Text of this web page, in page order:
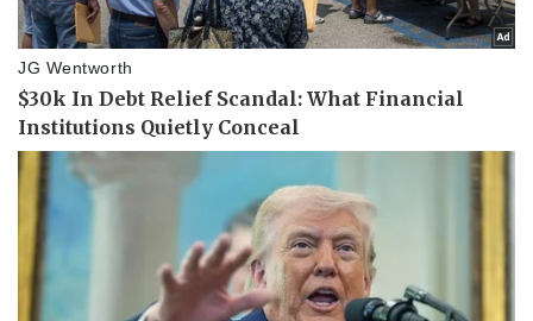
Văn hóa
Sân khấu - Điện ảnh
Văn học
Âm nhạc
Di sản
Giải trí
Nghệ sĩ
Sao Việt